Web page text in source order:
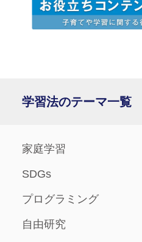
学習法のテーマ一覧
家庭学習
SDGs
プログラミング
自由研究